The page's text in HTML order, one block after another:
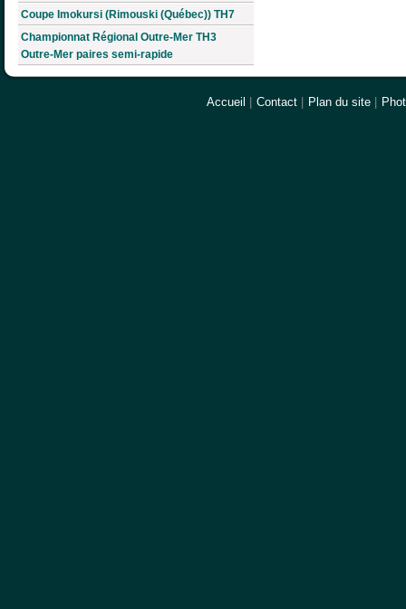
Coupe Imokursi (Rimouski (Québec)) TH7
Championnat Régional Outre-Mer TH3
Outre-Mer paires semi-rapide
Accueil Contact Plan du site